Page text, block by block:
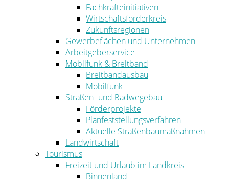
Fachkräfteinitiativen
Wirtschaftsförderkreis
Zukunftsregionen
Gewerbeflächen und Unternehmen
Arbeitgeberservice
Mobilfunk & Breitband
Breitbandausbau
Mobilfunk
Straßen- und Radwegebau
Förderprojekte
Planfeststellungsverfahren
Aktuelle Straßenbaumaßnahmen
Landwirtschaft
Tourismus
Freizeit und Urlaub im Landkreis
Binnenland